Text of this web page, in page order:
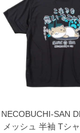
NECOBUCHI-SAN
メッシュ 半袖 Tシ